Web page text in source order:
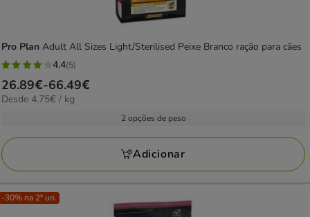
Pro Plan Adult All Sizes Light/Sterilised Peixe Branco ração para cães
4.4
estrelas
com
avaliações
4.4(5)
Preço
de
66.49€
26.89€-66.49€
4.75€
Desde 4.75€ / kg
2 opções de peso
Adicionar
-30% na 2ª un.